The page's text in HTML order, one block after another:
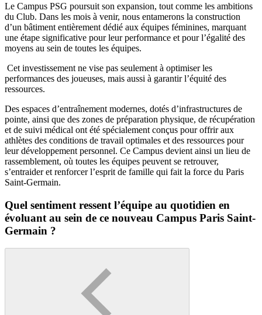
Le Campus PSG poursuit son expansion, tout comme les ambitions
du Club. Dans les mois à venir, nous entamerons la construction
d’un bâtiment entièrement dédié aux équipes féminines, marquant
une étape significative pour leur performance et pour l’égalité des
moyens au sein de toutes les équipes.
Cet investissement ne vise pas seulement à optimiser les
performances des joueuses, mais aussi à garantir l’équité des
ressources.
Des espaces d’entraînement modernes, dotés d’infrastructures de
pointe, ainsi que des zones de préparation physique, de récupération
et de suivi médical ont été spécialement conçus pour offrir aux
athlètes des conditions de travail optimales et des ressources pour
leur développement personnel. Ce Campus devient ainsi un lieu de
rassemblement, où toutes les équipes peuvent se retrouver,
s’entraider et renforcer l’esprit de famille qui fait la force du Paris
Saint-Germain.
Quel sentiment ressent l’équipe au quotidien en
évoluant au sein de ce nouveau Campus Paris Saint-
Germain ?